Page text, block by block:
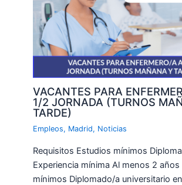
VACANTES PARA
1/2 JORNADA (TURNOS
TARDE)
Empleos, Madrid, Noticias
Requisitos Estudios mínimos
Experiencia mínima Al menos 2 años
mínimos Diplomado/a universitario en